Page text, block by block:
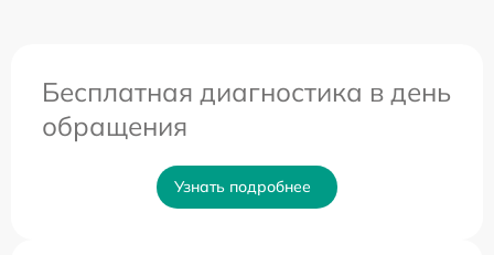
Бесплатная диагностика в день
обращения
Узнать подробнее